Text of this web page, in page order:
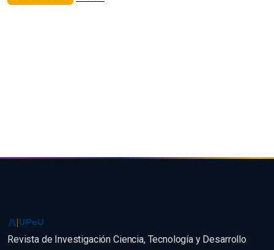
Revista de Investigación Ciencia, Tecnología y Desarrollo